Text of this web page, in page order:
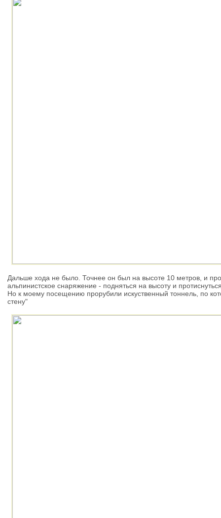
Дальше хода не было. Точнее он был на высоте 10 метров, и
альпинистское снаряжение - подняться на высоту и
Но к моему посещению прорубили искуственный тоннель, по
стену"